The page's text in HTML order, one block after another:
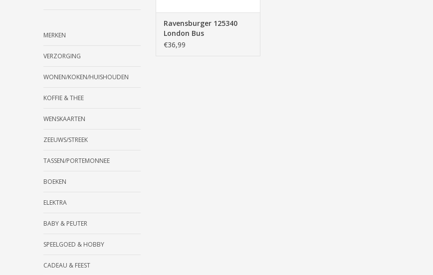
MERKEN
VERZORGING
WONEN/KOKEN/HUISHOUDEN
KOFFIE & THEE
WENSKAARTEN
ZEEUWS/STREEK
TASSEN/PORTEMONNEE
BOEKEN
ELEKTRA
BABY & PEUTER
SPEELGOED & HOBBY
CADEAU & FEEST
Ravensburger 125340
London Bus
€36,99